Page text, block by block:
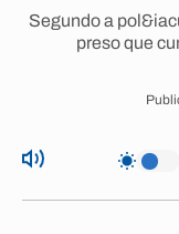
Segundo a
preso que